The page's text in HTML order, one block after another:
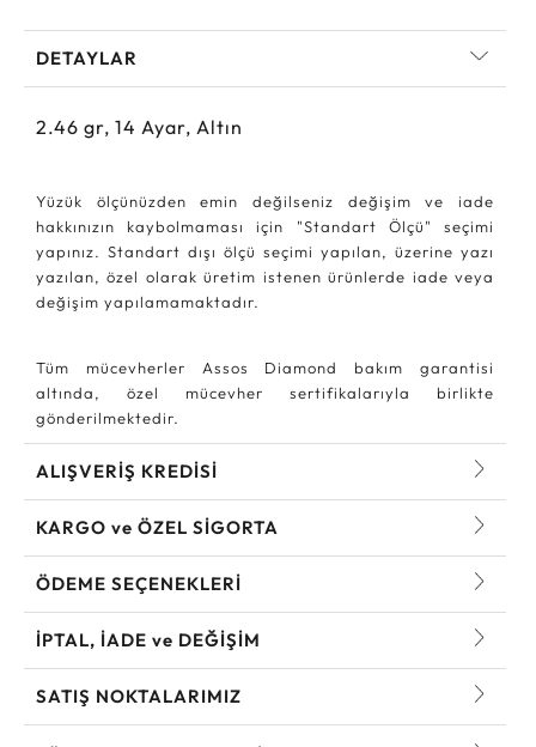
DETAYLAR
2.46 gr, 14 Ayar, Altın
Yüzük ölçünüzden emin değilseniz değişim ve iade
hakkınızın kaybolmaması için "Standart Ölçü" seçimi
yapınız. Standart dışı ölçü seçimi yapılan, üzerine yazı
yazılan, özel olarak üretim istenen ürünlerde iade veya
değişim yapılamamaktadır.
Tüm mücevherler Assos Diamond bakım garantisi
altında, özel mücevher sertifikalarıyla birlikte
gönderilmektedir.
ALIŞVERİŞ KREDİSİ
KARGO ve ÖZEL SİGORTA
ÖDEME SEÇENEKLERİ
İPTAL, İADE ve DEĞİŞİM
SATIŞ NOKTALARIMIZ